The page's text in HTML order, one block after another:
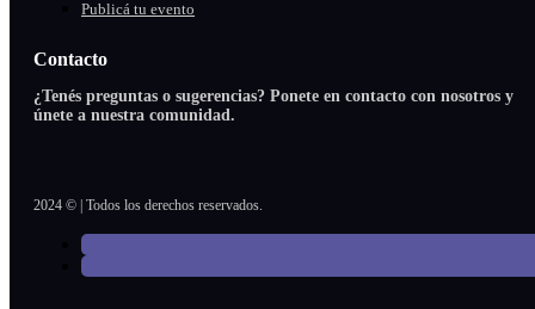
Publicá tu evento
Contacto
¿Tenés preguntas o sugerencias? Ponete en contacto con nosotros y
únete a nuestra comunidad.
2024 © | Todos los derechos reservados.